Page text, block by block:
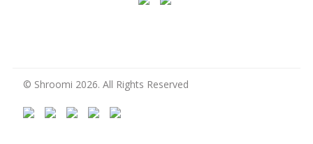
© Shroomi 2026. All Rights Reserved